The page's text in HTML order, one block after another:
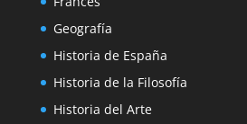
Geografía
Historia de España
Historia de la Filosofía
Historia del Arte